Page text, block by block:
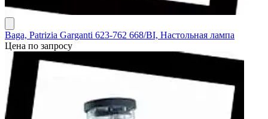
Baga, Patrizia Garganti 623-762 668/BI, Настольная лампа
Цена по запросу